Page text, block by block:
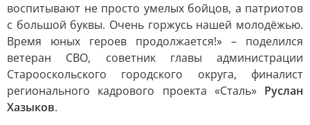
воспитывают не просто умелых бойцов, а патриотов
с большой буквы. Очень горжусь нашей молодёжью.
Время юных героев продолжается!» – поделился
ветеран СВО, советник главы администрации
Старооскольского городского округа, финалист
регионального кадрового проекта «Сталь» Руслан
Хазыков.